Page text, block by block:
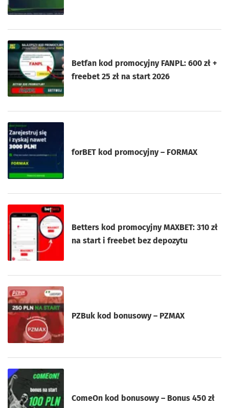
Betfan kod promocyjny FANPL: 600 zł +
freebet 25 zł na start 2026
forBET kod promocyjny – FORMAX
Betters kod promocyjny MAXBET: 310 zł
na start i freebet bez depozytu
PZBuk kod bonusowy – PZMAX
ComeOn kod bonusowy – Bonus 450 zł